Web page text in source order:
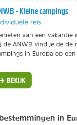
- Kleine campings
reis
van een vakantie
de ANWB vind je de de
in Europa op een
BEKIJK
in